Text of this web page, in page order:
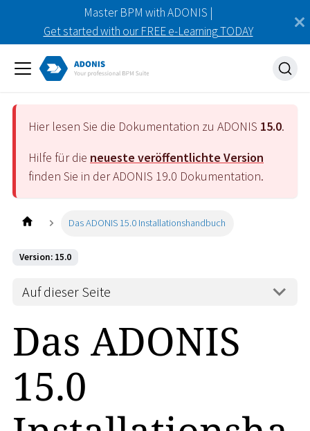
Master BPM with ADONIS |
Get started with our FREE e-Learning TODAY
Hier lesen Sie die Dokumentation zu ADONIS 15.0.
Hilfe für die neueste veröffentlichte Version
finden Sie in der ADONIS 19.0 Dokumentation.
Das ADONIS 15.0 Installationshandbuch
Version: 15.0
Auf dieser Seite
Das ADONIS
15.0